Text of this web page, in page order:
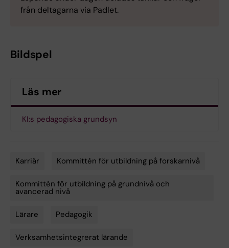
från deltagarna via Padlet.
Bildspel
Läs mer
KI:s pedagogiska grundsyn
Karriär Kommittén för utbildning på forskarnivå
Kommittén för utbildning på grundnivå och
avancerad nivå
Lärare Pedagogik
Verksamhetsintegrerat lärande